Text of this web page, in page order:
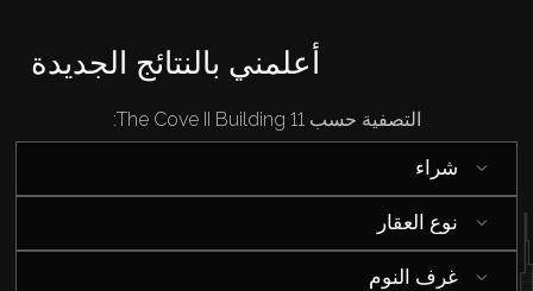
بيع
قيد الإنشاء
أعلمني بالنتائج الجديدة
التصفية حسب The Cove II Building 11:
شراء
نوع العقار
غرف النوم